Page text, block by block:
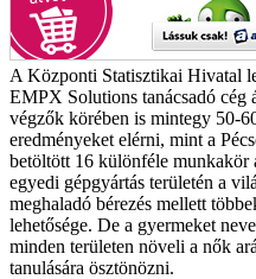
A Központi Statisztikai Hivatal
EMPX Solutions tanácsadó cég
végzők körében is mintegy 50-
eredményeket elérni, mint a
betöltött 16 különféle munkakör
egyedi gépgyártás területén a
meghaladó bérezés mellett
lehetősége. De a gyermeket
minden területen növeli a nők
tanulására ösztönözni.